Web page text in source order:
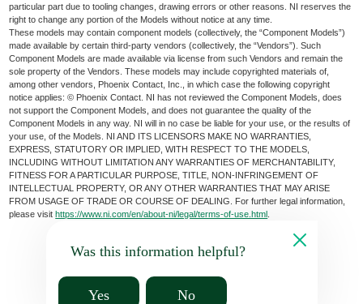
particular part due to tooling changes, drawing errors or other reasons. NI reserves the
right to change any portion of the Models without notice at any time.
These models may contain component models (collectively, the “Component Models”)
made available by certain third-party vendors (collectively, the “Vendors”). Such
Component Models are made available via license from such Vendors and remain the
sole property of the Vendors. These models may include copyrighted materials of,
among other vendors, Phoenix Contact, Inc., in which case the following copyright
notice applies: © Phoenix Contact. NI has not reviewed the Component Models, does
not support the Component Models, and does not guarantee the quality of the
Component Models in any way. NI will in no case be liable for your use, or the results of
your use, of the Models. NI AND ITS LICENSORS MAKE NO WARRANTIES,
EXPRESS, STATUTORY OR IMPLIED, WITH RESPECT TO THE MODELS,
INCLUDING WITHOUT LIMITATION ANY WARRANTIES OF MERCHANTABILITY,
FITNESS FOR A PARTICULAR PURPOSE, TITLE, NON-INFRINGEMENT OF
INTELLECTUAL PROPERTY, OR ANY OTHER WARRANTIES THAT MAY ARISE
FROM USAGE OF TRADE OR COURSE OF DEALING. For further legal information,
please visithttps://www.ni.com/en/about-ni/legal/terms-of-use.html
Was this information helpful?
Yes No